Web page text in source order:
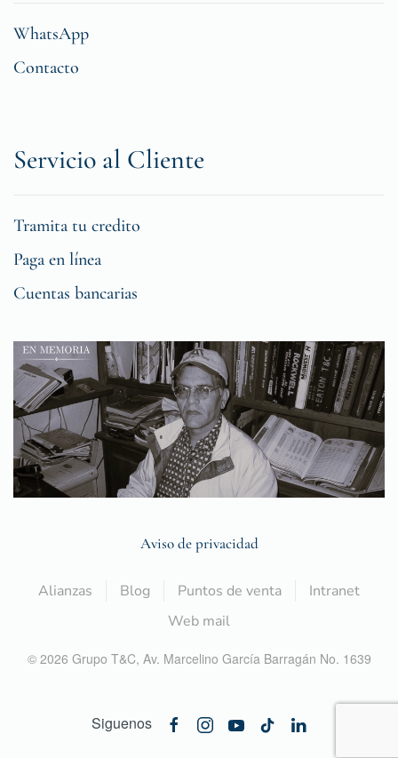
WhatsApp
Contacto
Servicio al Cliente
Tramita tu credito
Paga en línea
Cuentas bancarias
Aviso de privacidad
Alianzas Blog Puntos de venta
Intranet
Web mail
© 2026 Grupo T&C, Av. Marcelino García Barragán No. 1639
Siguenos